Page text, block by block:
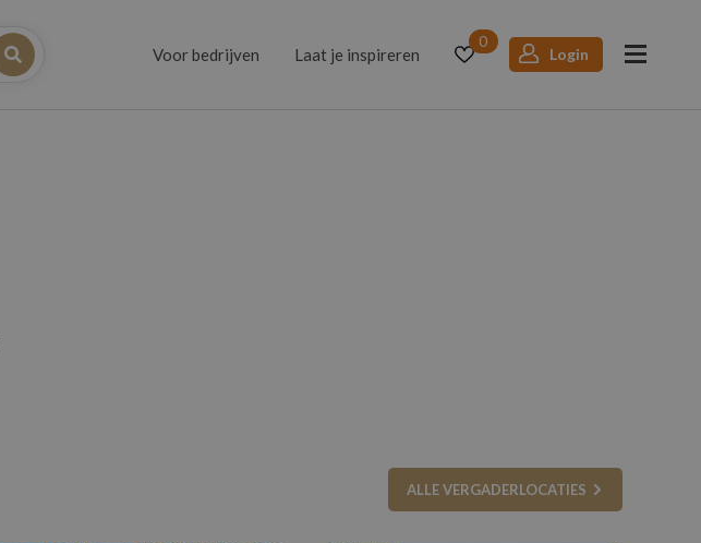
Voor bedrijven Laat je inspireren
0
Login
ALLE VERGADERLOCATIES